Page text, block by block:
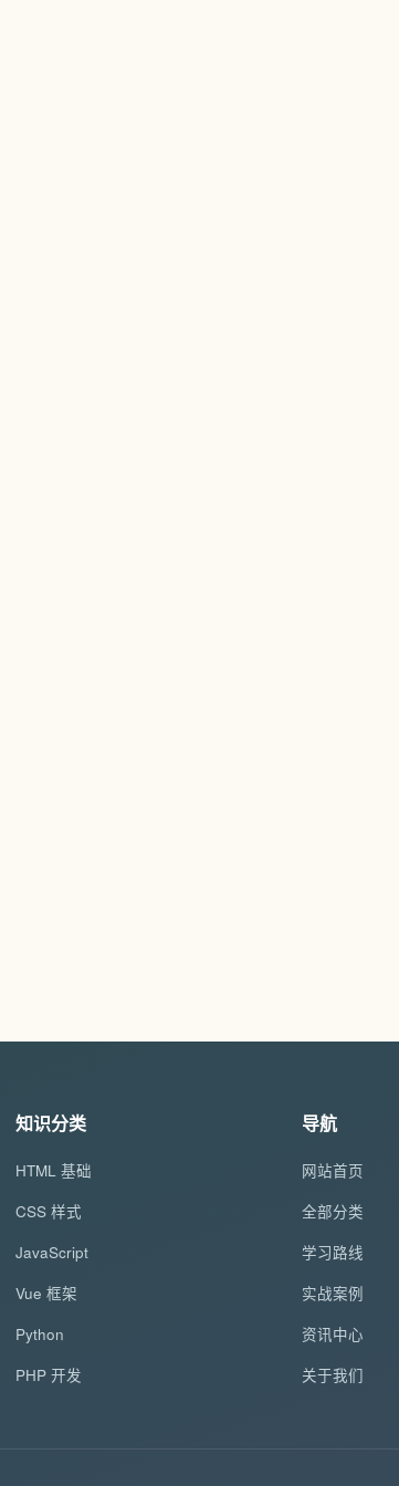
知识分类
HTML 基础
CSS 样式
JavaScript
Vue 框架
Python
PHP 开发
导航
网站首页
全部分类
学习路线
实战案例
资讯中心
关于我们